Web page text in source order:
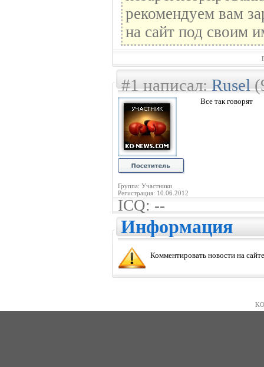
рекомендуем вам
на сайт под своим
#1 написал:Rusel
Группа: Участники
Регистрация: 10.06.2012
Все так говорят
ICQ: --
Информация
Комментировать новости на